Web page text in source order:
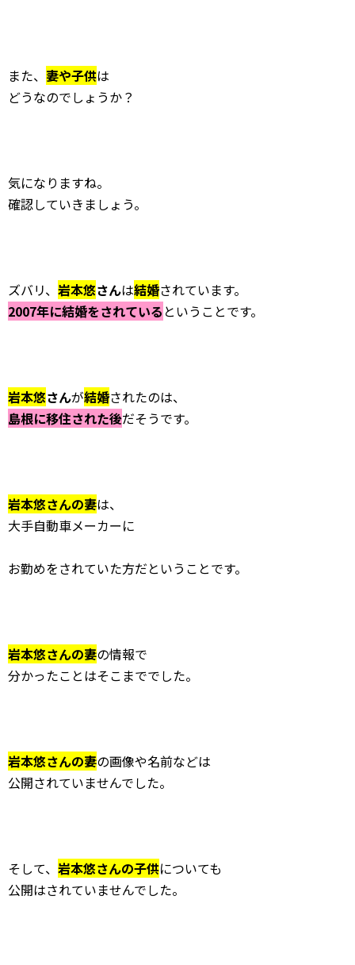
また、 妻や子供は
どうなのでしょうか？
気になりますね。
確認していきましょう。
ズバリ、 岩本悠さんは結婚されています。
2007年に結婚をされている ということです。
岩本悠さんが結婚されたのは、
島根に移住された後だそうです。
岩本悠さんの妻は、
大手自動車メーカーに
お勤めをされていた方だということです。
岩本悠さんの妻の情報で
分かったことはそこまででした。
岩本悠さんの妻の画像や名前などは
公開されていませんでした。
そして、 岩本悠さんの子供についても
公開はされていませんでした。